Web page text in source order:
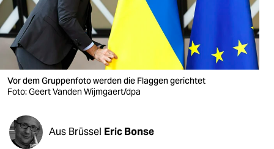
wahrheit
verlag
verlag
veranstaltungen
shop
fragen & hilfe
Vor dem Gruppenfoto werden die Flaggen gerichtet
Foto: Geert Vanden Wijmgaert/dpa
Aus Brüssel Eric Bonse